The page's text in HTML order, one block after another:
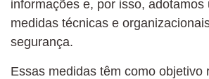
informações e, por isso, adotamos
medidas técnicas e
segurança.
Essas medidas têm como objetivo